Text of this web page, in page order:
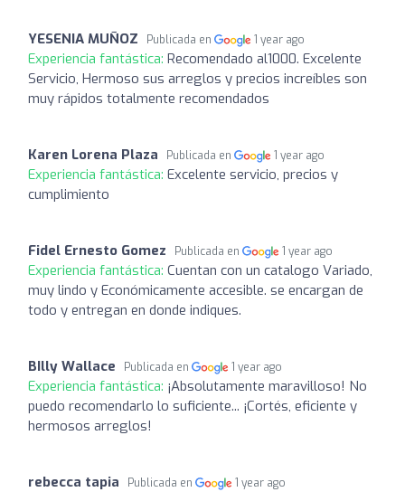
YESENIA MUÑOZ Publicada en 1 year ago
Experiencia fantástica: Recomendado al1000. Excelente
Servicio, Hermoso sus arreglos y precios increíbles son
muy rápidos totalmente recomendados
Karen Lorena Plaza Publicada en 1 year ago
Experiencia fantástica: Excelente servicio, precios y
cumplimiento
Fidel Ernesto Gomez Publicada en 1 year ago
Experiencia fantástica: Cuentan con un catalogo Variado,
muy lindo y Económicamente accesible. se encargan de
todo y entregan en donde indiques.
BIlly Wallace Publicada en 1 year ago
Experiencia fantástica: ¡Absolutamente maravilloso! No
puedo recomendarlo lo suficiente... ¡Cortés, eficiente y
hermosos arreglos!
rebecca tapia Publicada en 1 year ago